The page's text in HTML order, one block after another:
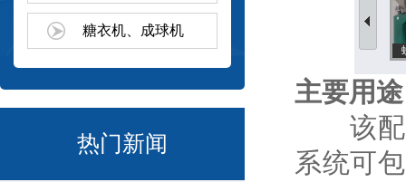
糖衣机、成球机
热门新闻
主要用途
该配料
系统可